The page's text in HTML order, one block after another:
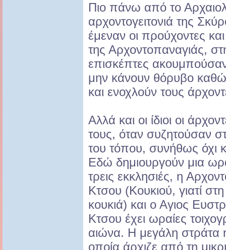
Πιο πάνω από το
αρχοντογειτονιά της
έμεναν οι προύχοντες
της Αρχοντοπαναγιάς,
επισκέπτες
μην κάνουν θόρυβο
και ενοχλούν τους
Αλλά και οι ίδιοι οι
τους, όταν συζητούσαν
του τόπου, συνήθως όχι
Εδώ δημιουργούν μια
τρεις εκκλησιές, η
Κτσου (Κουκιού, γιατί
κουκιά) και ο Αγιος
Κτσου έχει ωραίες
αιώνα. Η μεγάλη στράτα
οποία άρχιζε από τη